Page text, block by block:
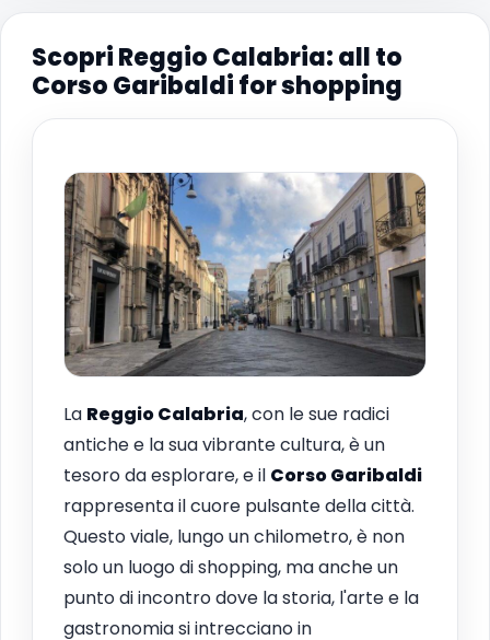
Scopri Reggio Calabria: all to
Corso Garibaldi for shopping
La Reggio Calabria, con le sue radici
antiche e la sua vibrante cultura, è un
tesoro da esplorare, e il Corso Garibaldi
rappresenta il cuore pulsante della città.
Questo viale, lungo un chilometro, è non
solo un luogo di shopping, ma anche un
punto di incontro dove la storia, l'arte e la
gastronomia si intrecciano in